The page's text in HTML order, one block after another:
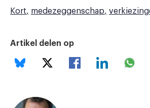
Kort
medezeggenschap
Artikel delen op